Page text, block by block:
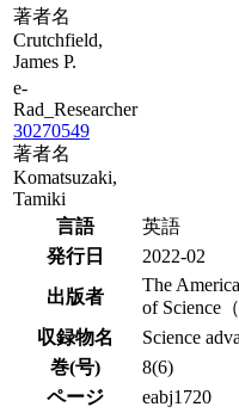
著者名
Crutchfield,
James P.
e-
Rad_Researcher
30270549
著者名
Komatsuzaki,
Tamiki
言語
英語
発行日
2022-02
出版者
The
of Science
収録物名
Science
巻(号)
8(6)
ページ
eabj1720